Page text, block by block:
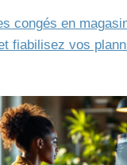
congés en
fiabilisez vos